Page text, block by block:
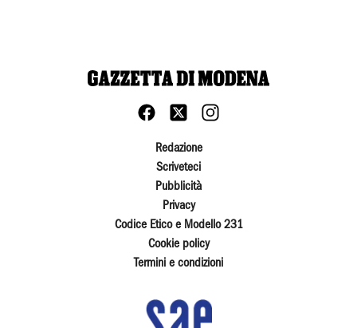
Redazione
Scriveteci
Pubblicità
Privacy
Codice Etico e Modello 231
Cookie policy
Termini e condizioni